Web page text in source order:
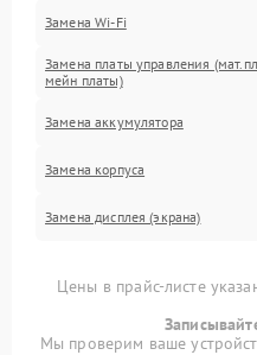
Замена Wi-Fi
Замена платы управления
мейн платы)
Замена аккумулятора
Замена корпуса
Замена дисплея (экрана)
Цены в прайс-листе
Мы проверим ваше